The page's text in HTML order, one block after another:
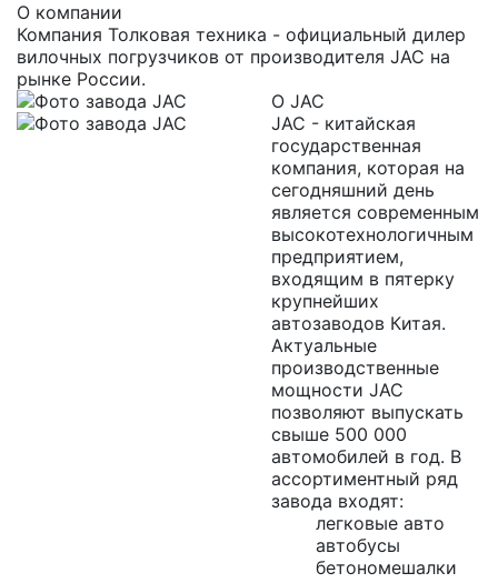
О компании
Компания Толковая техника - официальный дилер
вилочных погрузчиков от производителя JAC на
рынке России.
О JAC
JAC - китайская
государственная
компания, которая на
сегодняшний день
является современным
высокотехнологичным
предприятием,
входящим в пятерку
крупнейших
автозаводов Китая.
Актуальные
производственные
мощности JAC
позволяют выпускать
свыше 500 000
автомобилей в год. В
ассортиментный ряд
завода входят:
легковые авто
автобусы
бетономешалки